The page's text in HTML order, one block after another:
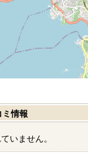
ミ情報
いません。